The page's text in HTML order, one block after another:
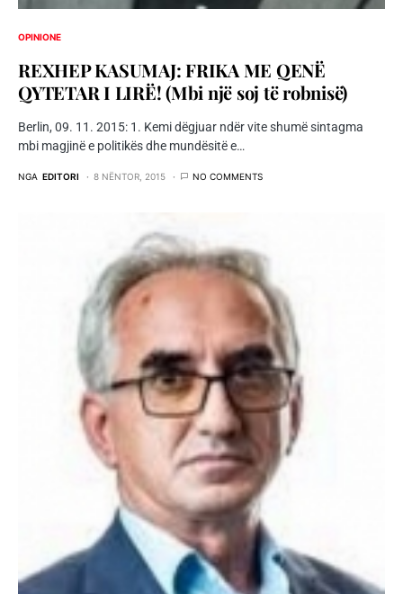
OPINIONE
REXHEP KASUMAJ: FRIKA ME QENË
QYTETAR I LIRË! (Mbi një soj të robnisë)
Berlin, 09. 11. 2015: 1. Kemi dëgjuar ndër vite shumë sintagma
mbi magjinë e politikës dhe mundësitë e…
NGA EDITORI 8 NËNTOR, 2015 NO COMMENTS